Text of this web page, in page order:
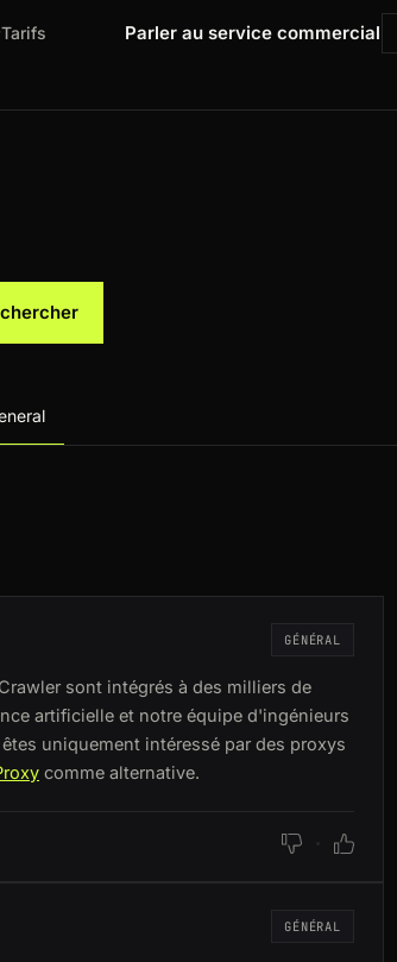
Tarifs Parler au service commercial
GÉNÉRAL
sont intégrés à des milliers de
artificielle et notre équipe d'ingénieurs
uniquement intéressé par des proxys
comme alternative.
GÉNÉRAL